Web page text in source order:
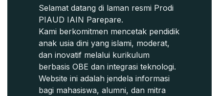
Selamat datang di laman resmi Prodi
PIAUD IAIN Parepare.
Kami berkomitmen mencetak pendidik
anak usia dini yang islami, moderat,
dan inovatif melalui kurikulum
berbasis OBE dan integrasi teknologi.
Website ini adalah jendela informasi
bagi mahasiswa, alumni, dan mitra